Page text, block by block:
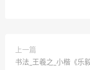
上一篇
书法_王羲之_小楷《乐